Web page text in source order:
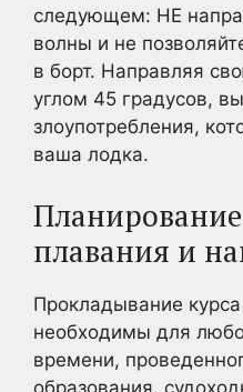
следующем: НЕ
волны и не
в борт. Направляя
углом 45 градусов,
злоупотребления,
ваша лодка.
плавания и
Прокладывание
необходимы для
времени,
образования,